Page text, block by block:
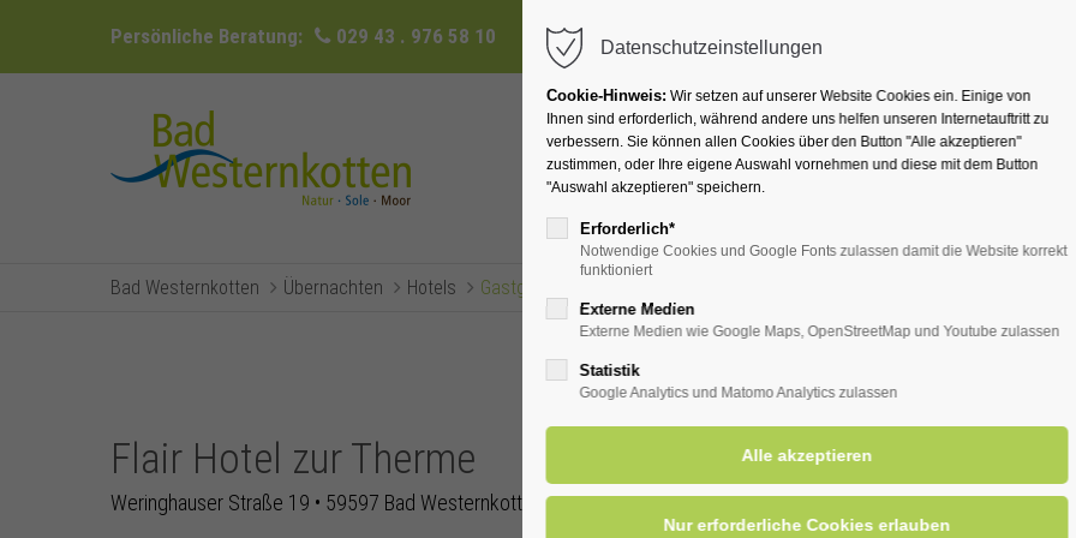
Persönliche Beratung: 029 43 . 976 58 10 info@badwesternkotten.de
Ihr Heilbad Übernachten Für Ihre
Bad Westernkotten Übernachten Hotels Gastgeber
Flair Hotel zur Therme
Weringhauser Straße 19 • 59597 Bad Westernkotten
Datenschutzeinstellungen
Cookie-Hinweis: Wir setzen auf unserer Website Cookies ein. Einige von
Ihnen sind erforderlich, während andere uns helfen unseren Internetauftritt zu
verbessern. Sie können allen Cookies über den Button "Alle akzeptieren"
zustimmen, oder Ihre eigene Auswahl vornehmen und diese mit dem Button
"Auswahl akzeptieren" speichern.
Erforderlich*
Notwendige Cookies und Google Fonts zulassen damit die Website korrekt
funktioniert
Externe Medien
Externe Medien wie Google Maps, OpenStreetMap und Youtube zulassen
Statistik
Google Analytics und Matomo Analytics zulassen